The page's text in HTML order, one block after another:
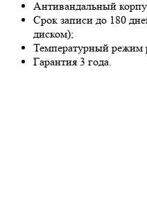
Антивандальный
Срок записи до 180
диском);
Температурный режим
Гарантия 3 года.